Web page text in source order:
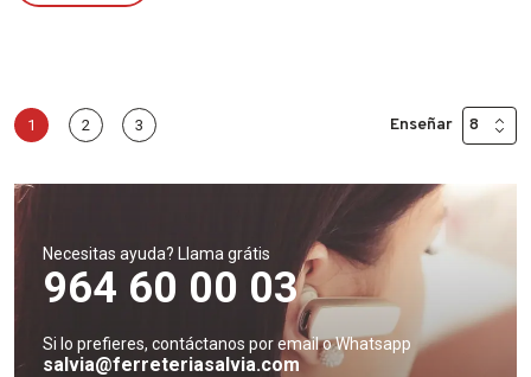
1 2 3 Enseñar
Necesitas ayuda? Llama grátis
964 60 00 03
Si lo prefieres, contáctanos por email o Whatsapp
salvia@ferreteriasalvia.com